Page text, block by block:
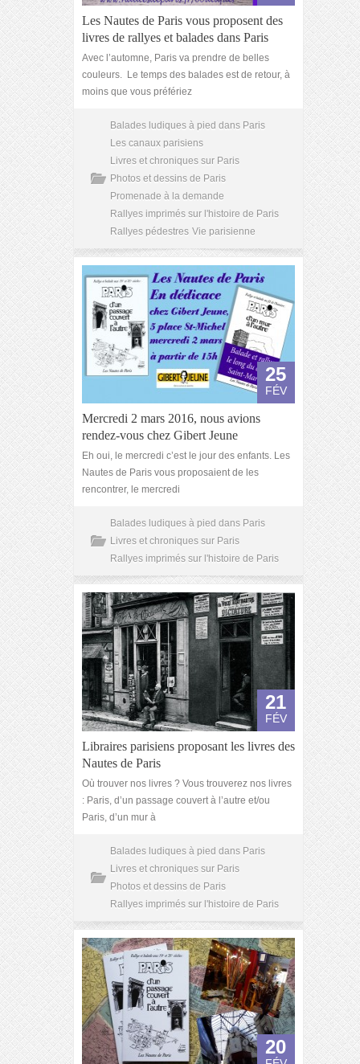
Les Nautes de Paris vous proposent des
livres de rallyes et balades dans Paris
Avec l’automne, Paris va prendre de belles
couleurs. Le temps des balades est de retour, à
moins que vous préfériez
Balades ludiques à pied dans Paris
Les canaux parisiens
Livres et chroniques sur Paris
Photos et dessins de Paris
Promenade à la demande
Rallyes imprimés sur l'histoire de Paris
Rallyes pédestres Vie parisienne
25
FÉV
Mercredi 2 mars 2016, nous avions
rendez-vous chez Gibert Jeune
Eh oui, le mercredi c’est le jour des enfants. Les
Nautes de Paris vous proposaient de les
rencontrer, le mercredi
Balades ludiques à pied dans Paris
Livres et chroniques sur Paris
Rallyes imprimés sur l'histoire de Paris
21
FÉV
Libraires parisiens proposant les livres des
Nautes de Paris
Où trouver nos livres ? Vous trouverez nos livres
: Paris, d’un passage couvert à l’autre et/ou
Paris, d’un mur à
Balades ludiques à pied dans Paris
Livres et chroniques sur Paris
Photos et dessins de Paris
Rallyes imprimés sur l'histoire de Paris
20